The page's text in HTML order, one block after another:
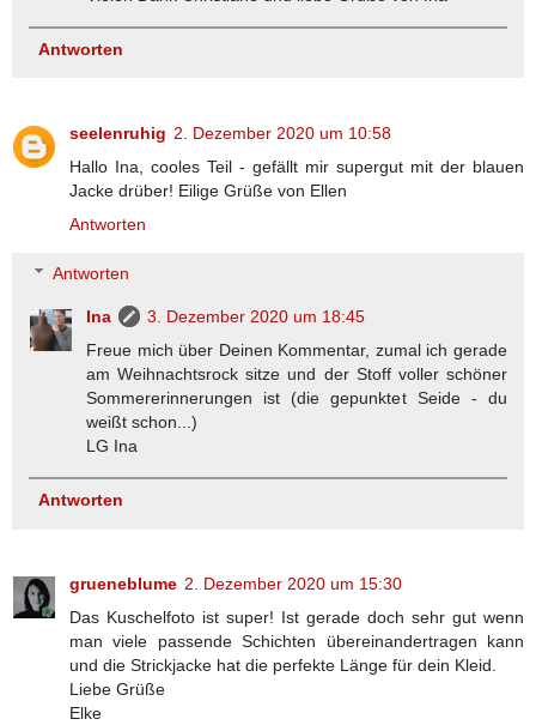
Antworten
seelenruhig 2. Dezember 2020 um 10:58
Hallo Ina, cooles Teil - gefällt mir supergut mit der blauen
Jacke drüber! Eilige Grüße von Ellen
Antworten
Antworten
Ina
3. Dezember 2020 um 18:45
Freue mich über Deinen Kommentar, zumal ich gerade
am Weihnachtsrock sitze und der Stoff voller schöner
Sommererinnerungen ist (die gepunktet Seide - du
weißt schon...)
LG Ina
Antworten
grueneblume 2. Dezember 2020 um 15:30
Das Kuschelfoto ist super! Ist gerade doch sehr gut wenn
man viele passende Schichten übereinandertragen kann
und die Strickjacke hat die perfekte Länge für dein Kleid.
Liebe Grüße
Elke